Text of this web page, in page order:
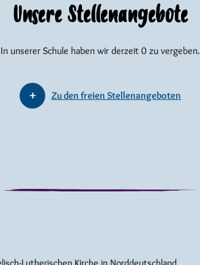
Unsere Stellenangebote
In unserer Schule haben wir derzeit 0 zu vergeben.
Zu den freien Stellenangeboten